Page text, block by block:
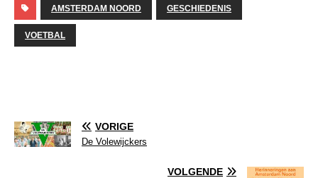
AMSTERDAM NOORD GESCHIEDENIS
VOETBAL
VORIGE
De Volewijckers
VOLGENDE